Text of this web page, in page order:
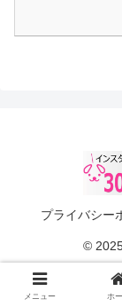
プライバシー
©
メニュー ホ